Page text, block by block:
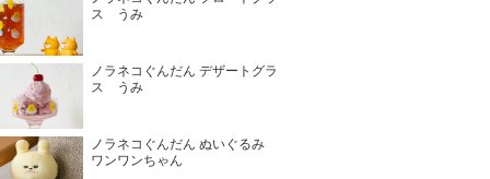
ス うみ
ノラネコぐんだん デザートグラ
ス うみ
ノラネコぐんだん ぬいぐるみ
ワンワンちゃん